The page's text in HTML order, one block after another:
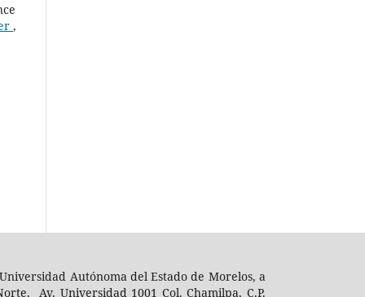
,
Autónoma del Estado de Morelos, a
Av. Universidad 1001 Col. Chamilpa, C.P.